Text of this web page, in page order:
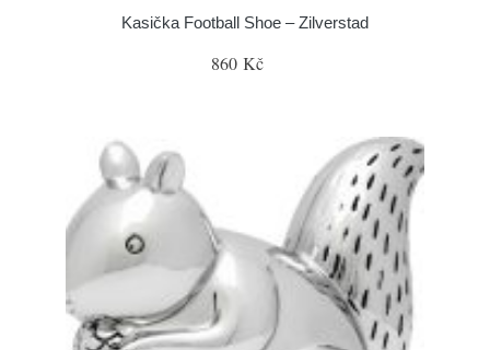
Kasička Football Shoe – Zilverstad
860 Kč